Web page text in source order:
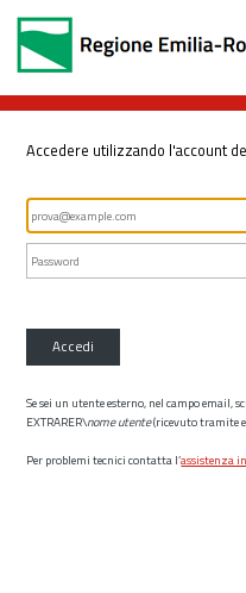
Accedere utilizzando l'account
Accedi
Se sei un utente esterno, nel campo email,
EXTRARER\nome utente(ricevuto tramite
Per problemi tecnici contatta l’assistenza